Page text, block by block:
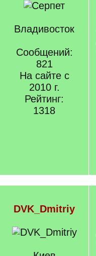
Владивосток
Сообщений:
821
На сайте с
2010 г.
Рейтинг:
1318
DVK_Dmitriy